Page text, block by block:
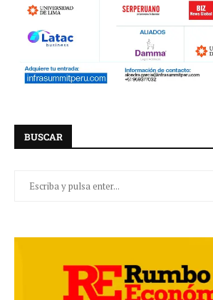
BUSCAR